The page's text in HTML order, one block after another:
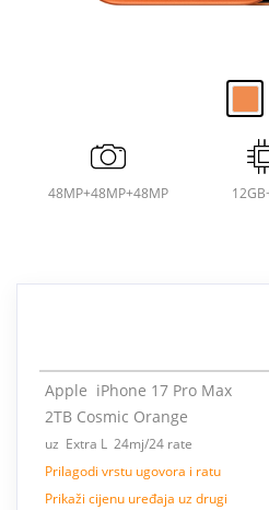
48MP+48MP+48MP
Apple iPhone 17 Pro Max
2TB Cosmic Orange
uz Extra L 24mj/24 rate
Prilagodi vrstu ugovora i ratu
Prikaži cijenu uređaja uz drugi